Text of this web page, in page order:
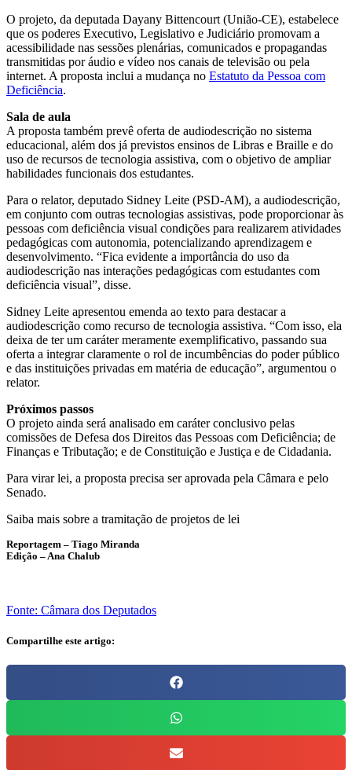
O projeto, da deputada Dayany Bittencourt (União-CE), estabelece
que os poderes Executivo, Legislativo e Judiciário promovam a
acessibilidade nas sessões plenárias, comunicados e propagandas
transmitidas por áudio e vídeo nos canais de televisão ou pela
internet. A proposta inclui a mudança no Estatuto da Pessoa com
Deficiência.
Sala de aula
A proposta também prevê oferta de audiodescrição no sistema
educacional, além dos já previstos ensinos de Libras e Braille e do
uso de recursos de tecnologia assistiva, com o objetivo de ampliar
habilidades funcionais dos estudantes.
Para o relator, deputado Sidney Leite (PSD-AM), a audiodescrição,
em conjunto com outras tecnologias assistivas, pode proporcionar às
pessoas com deficiência visual condições para realizarem atividades
pedagógicas com autonomia, potencializando aprendizagem e
desenvolvimento. “Fica evidente a importância do uso da
audiodescrição nas interações pedagógicas com estudantes com
deficiência visual”, disse.
Sidney Leite apresentou emenda ao texto para destacar a
audiodescrição como recurso de tecnologia assistiva. “Com isso, ela
deixa de ter um caráter meramente exemplificativo, passando sua
oferta a integrar claramente o rol de incumbências do poder público
e das instituições privadas em matéria de educação”, argumentou o
relator.
Próximos passos
O projeto ainda será analisado em caráter conclusivo pelas
comissões de Defesa dos Direitos das Pessoas com Deficiência; de
Finanças e Tributação; e de Constituição e Justiça e de Cidadania.
Para virar lei, a proposta precisa ser aprovada pela Câmara e pelo
Senado.
Saiba mais sobre a tramitação de projetos de lei
Reportagem – Tiago Miranda
Edição – Ana Chalub
Fonte: Câmara dos Deputados
Compartilhe este artigo: